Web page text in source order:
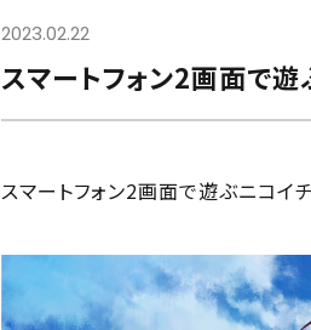
2023.02.22
スマートフォン2画面で
スマートフォン2画面で遊ぶニコイ